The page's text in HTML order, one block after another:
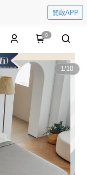
開啟APP
0
1/10